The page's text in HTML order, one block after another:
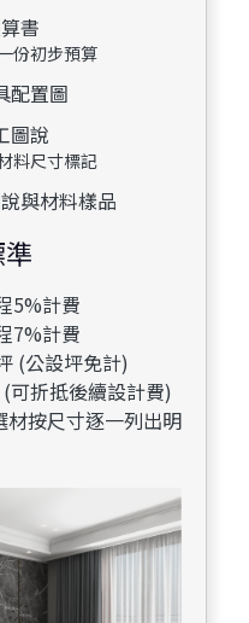
書
份初步預算
配置圖
圖說
料尺寸標記
與材料樣品
5%計費
7%計費
(公設坪免計)
可折抵後續設計費)
按尺寸逐一列出明